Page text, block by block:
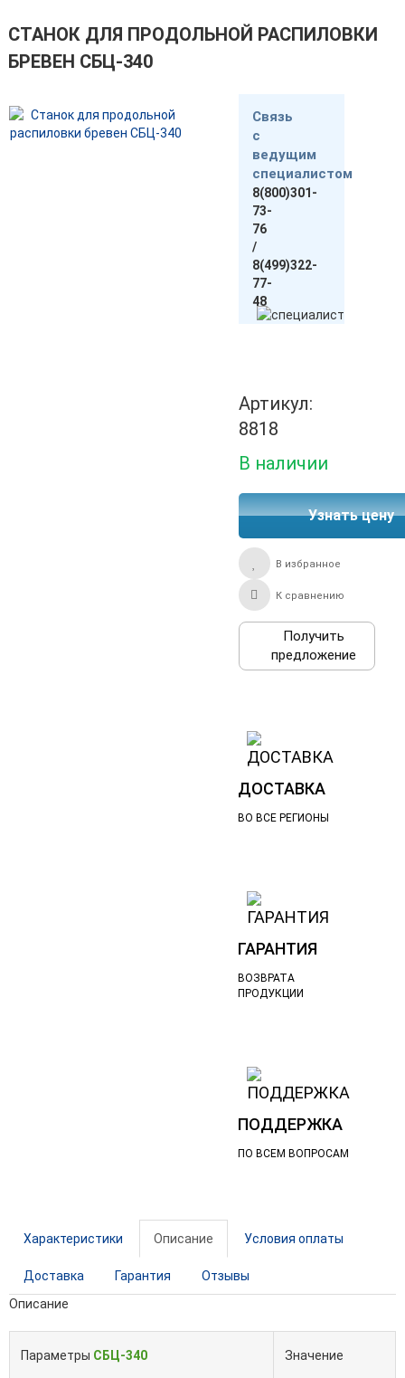
СТАНОК ДЛЯ ПРОДОЛЬНОЙ РАСПИЛОВКИ
БРЕВЕН СБЦ-340
Связь
с
ведущим
специалистом
8(800)301-
73-
76
/
8(499)322-
77-
48
Артикул:
8818
В наличии
Узнать цену
В избранное
К сравнению
Получить
предложение
ДОСТАВКА
ВО ВСЕ РЕГИОНЫ
ГАРАНТИЯ
ВОЗВРАТА
ПРОДУКЦИИ
ПОДДЕРЖКА
ПО ВСЕМ ВОПРОСАМ
Характеристики Описание Условия оплаты
Доставка Гарантия
Отзывы
Описание
Параметры СБЦ-340 Значение